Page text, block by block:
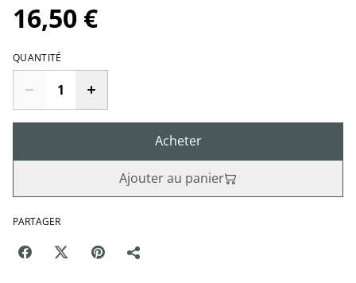
16,50 €
QUANTITÉ
Acheter
Ajouter au panier
PARTAGER